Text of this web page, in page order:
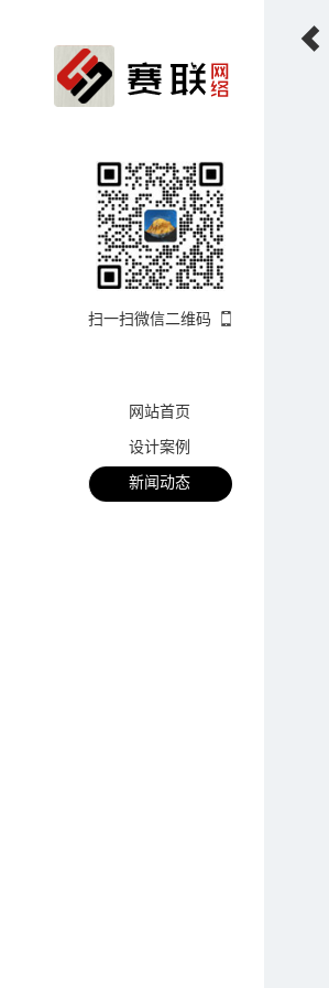
扫一扫微信二维码
网站首页
设计案例
新闻动态